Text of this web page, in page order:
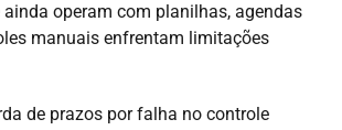
ainda operam com planilhas, agendas
manuais enfrentam limitações
de prazos por falha no controle